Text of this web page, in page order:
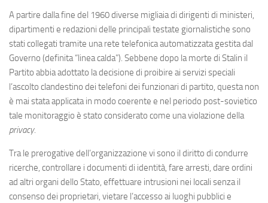
A partire dalla fine del 1960 diverse migliaia di dirigenti di ministeri,
dipartimenti e redazioni delle principali testate giornalistiche sono
stati collegati tramite una rete telefonica automatizzata gestita dal
Governo (definita “linea calda”). Sebbene dopo la morte di Stalin il
Partito abbia adottato la decisione di proibire ai servizi speciali
l’ascolto clandestino dei telefoni dei funzionari di partito, questa non
è mai stata applicata in modo coerente e nel periodo post-sovietico
tale monitoraggio è stato considerato come una violazione della
privacy.
Tra le prerogative dell’organizzazione vi sono il diritto di condurre
ricerche, controllare i documenti di identità, fare arresti, dare ordini
ad altri organi dello Stato, effettuare intrusioni nei locali senza il
consenso dei proprietari, vietare l’accesso ai luoghi pubblici e